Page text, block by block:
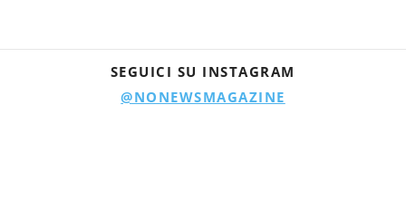
SEGUICI SU INSTAGRAM
@NONEWSMAGAZINE